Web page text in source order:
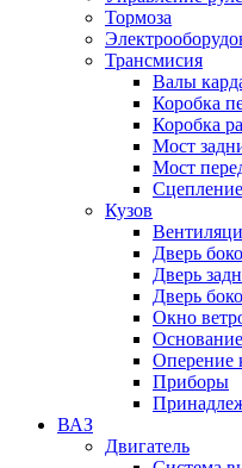
Тормоза
Трансмисия
Валы
Коробка
Коробка
Мост
Мост
Сцепление
Кузов
Дверь
Дверь
Дверь
Окно
Оперение
Приборы
ВАЗ
Двигатель